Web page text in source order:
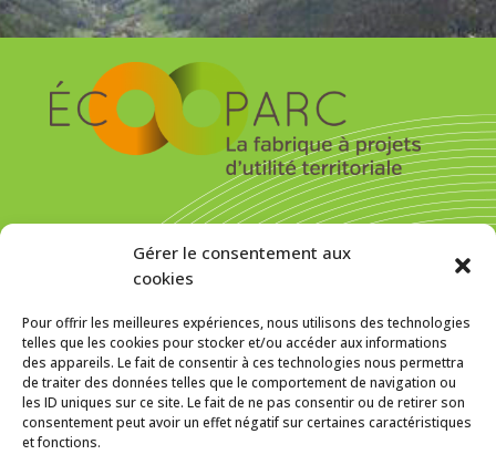
Gérer le consentement aux
cookies
Pour offrir les meilleures expériences, nous utilisons des technologies
telles que les cookies pour stocker et/ou accéder aux informations
des appareils. Le fait de consentir à ces technologies nous permettra
de traiter des données telles que le comportement de navigation ou
les ID uniques sur ce site. Le fait de ne pas consentir ou de retirer son
consentement peut avoir un effet négatif sur certaines caractéristiques
et fonctions.
MENTIONS LÉGALES
Politique de cookies (UE)